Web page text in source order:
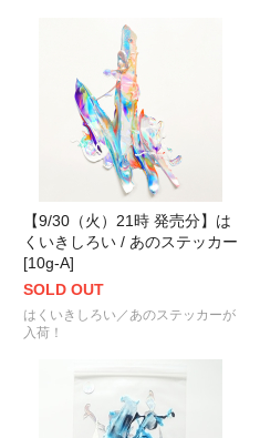
【9/30（火）21時 発売分】は
くいきしろい / あのステッカー
[10g-A]
SOLD OUT
はくいきしろい／あのステッカーが
入荷！